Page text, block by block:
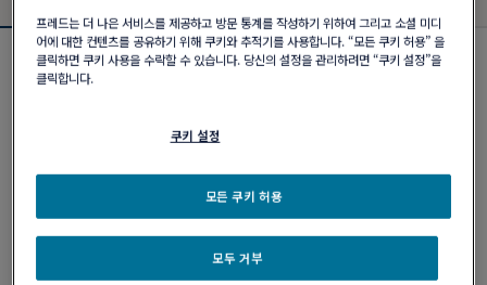
포스텐 브레이슬릿
커스터마이즈
프레드는 더 나은 서비스를 제공하고 방문 통계를 작성하기 위하여 그리고 소셜 미디
어에 대한 컨텐츠를 공유하기 위해 쿠키와 추적기를 사용합니다. “모든 쿠키 허용” 을
클릭하면 쿠키 사용을 수락할 수 있습니다. 당신의 설정을 관리하려면 “쿠키 설정”을
클릭합니다.
쿠키 설정
모두 거부
모든 쿠키 허용